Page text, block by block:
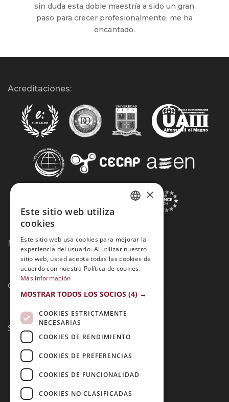
sin duda esta doble maestría a sido un gran
paso para crecer profesionalmente, me ha
encantado.
Acreditaciones:
Métodos de Pago:
Contacto:
Síguenos:
×
Este sitio web utiliza
cookies
Este sitio web usa cookies para mejorar la
experiencia del usuario. Al utilizar nuestro
sitio web, usted acepta todas las cookies de
acuerdo con nuestra Política de cookies.
Más información
MOSTRAR TODOS LOS SOCIOS (4) →
COOKIES ESTRICTAMENTE
NECESARIAS
COOKIES DE RENDIMIENTO
COOKIES DE PREFERENCIAS
COOKIES DE FUNCIONALIDAD
COOKIES NO CLASIFICADAS